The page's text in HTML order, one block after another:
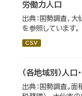
労働力人口
出典：国勢調査、
を参照しています。
CSV
（各地域別）人口
出典：国勢調査。面